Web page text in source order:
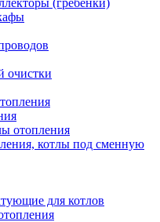
(гребенки)
очистки
отопления
котлы под сменную
для котлов